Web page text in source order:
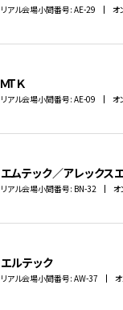
リアル会場小間番号: AE-29 オ
ＭＴＫ
リアル会場小間番号: AE-09 オ
エムテック／アレックス
リアル会場小間番号: BN-32 オ
エルテック
リアル会場小間番号: AW-37